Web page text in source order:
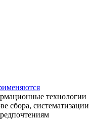
технологии
сбора, систематизации